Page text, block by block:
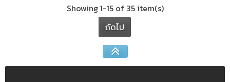
Showing 1-15 of 35 item(s)
ถัดไป